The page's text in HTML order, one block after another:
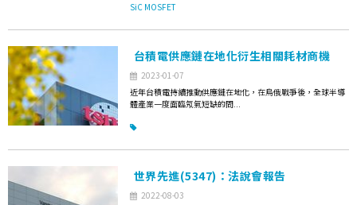
SiC MOSFET
台積電供應鏈在地化衍生相關耗材商機
2023-01-07
近年台積電持續推動供應鏈在地化，在烏俄戰爭後，全球半導
體產業一度面臨氖氣短缺的問...
世界先進(5347)：法說會報告
2022-08-03